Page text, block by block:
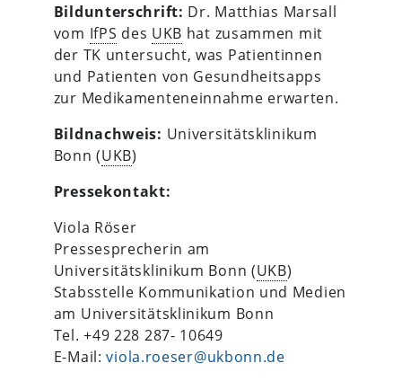
Bildunterschrift: Dr. Matthias Marsall
vom IfPS des UKB hat zusammen mit
der TK untersucht, was Patientinnen
und Patienten von Gesundheitsapps
zur Medikamenteneinnahme erwarten.
Bildnachweis: Universitätsklinikum
Bonn (UKB)
Pressekontakt:
Viola Röser
Pressesprecherin am
Universitätsklinikum Bonn (UKB)
Stabsstelle Kommunikation und Medien
am Universitätsklinikum Bonn
Tel. +49 228 287- 10649
E-Mail:viola.roeser@ukbonn.de